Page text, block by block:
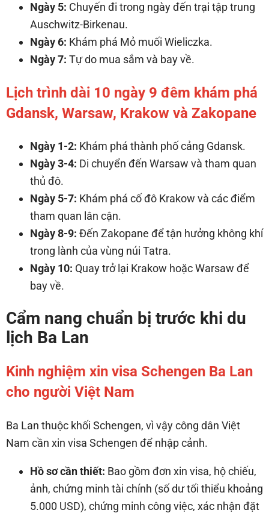
Ngày 5: Chuyến đi trong ngày đến trại tập trung
Auschwitz-Birkenau.
Ngày 6: Khám phá Mỏ muối Wieliczka.
Ngày 7: Tự do mua sắm và bay về.
Lịch trình dài 10 ngày 9 đêm khám phá
Gdansk, Warsaw, Krakow và Zakopane
Ngày 1-2: Khám phá thành phố cảng Gdansk.
Ngày 3-4: Di chuyển đến Warsaw và tham quan
thủ đô.
Ngày 5-7: Khám phá cố đô Krakow và các điểm
tham quan lân cận.
Ngày 8-9: Đến Zakopane để tận hưởng không khí
trong lành của vùng núi Tatra.
Ngày 10: Quay trở lại Krakow hoặc Warsaw để
bay về.
Cẩm nang chuẩn bị trước khi du
lịch Ba Lan
Kinh nghiệm xin visa Schengen Ba Lan
cho người Việt Nam
Ba Lan thuộc khối Schengen, vì vậy công dân Việt
Nam cần xin visa Schengen để nhập cảnh.
Hồ sơ cần thiết: Bao gồm đơn xin visa, hộ chiếu,
ảnh, chứng minh tài chính (số dư tối thiểu khoảng
5.000 USD), chứng minh công việc, xác nhận đặt